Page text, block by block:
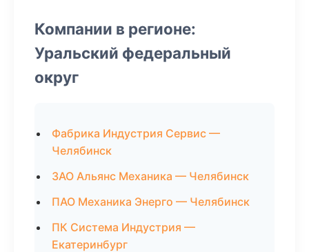
Компании в регионе:
Уральский федеральный
округ
Фабрика Индустрия Сервис —
Челябинск
ЗАО Альянс Механика — Челябинск
ПАО Механика Энерго — Челябинск
ПК Система Индустрия —
Екатеринбург